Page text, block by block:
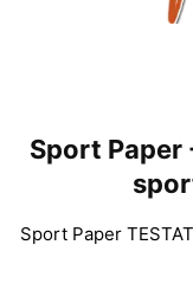
Sport Paper
Sport Paper